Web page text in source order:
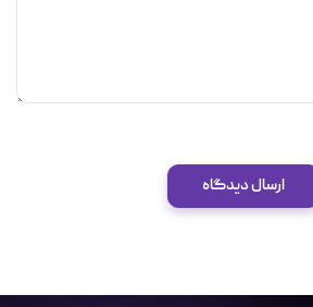
ارسال دیدگاه